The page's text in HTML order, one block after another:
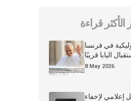
الأكثر قراءة
في فرنسا
البابا قريبًا
8 May 2026
إعلامي لإخفاء